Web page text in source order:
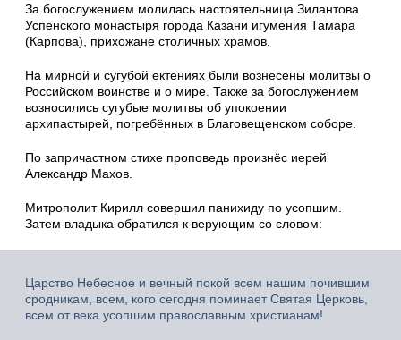
За богослужением молилась настоятельница Зилантова
Успенского монастыря города Казани игумения Тамара
(Карпова), прихожане столичных храмов.
На мирной и сугубой ектениях были вознесены молитвы о
Российском воинстве и о мире. Также за богослужением
возносились сугубые молитвы об упокоении
архипастырей, погребённых в Благовещенском соборе.
По запричастном стихе проповедь произнёс иерей
Александр Махов.
Митрополит Кирилл совершил панихиду по усопшим.
Затем владыка обратился к верующим со словом:
Царство Небесное и вечный покой всем нашим почившим
сродникам, всем, кого сегодня поминает Святая Церковь,
всем от века усопшим православным христианам!